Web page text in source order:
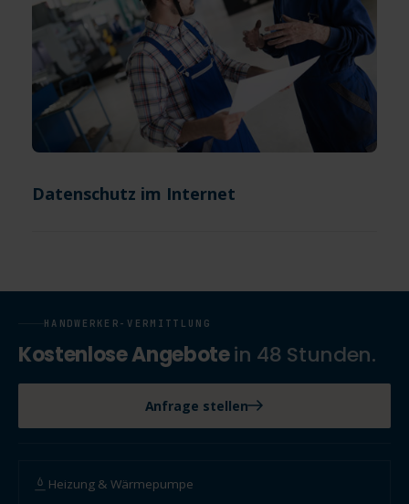
Datenschutz im Internet
HANDWERKER-VERMITTLUNG
Kostenlose Angebotein 48 Stunden.
Anfrage stellen
Heizung & Wärmepumpe